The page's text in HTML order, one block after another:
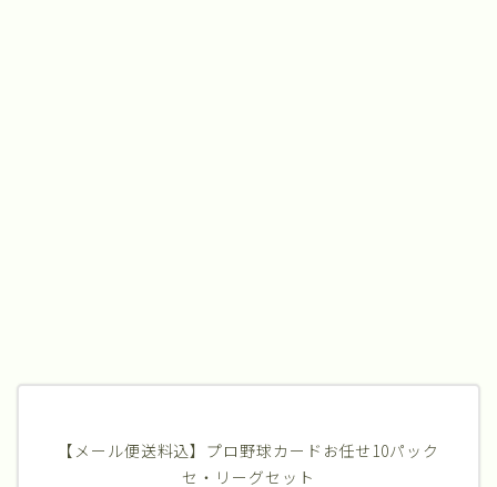
【メール便送料込】プロ野球カードお任せ10パック
セ・リーグセット